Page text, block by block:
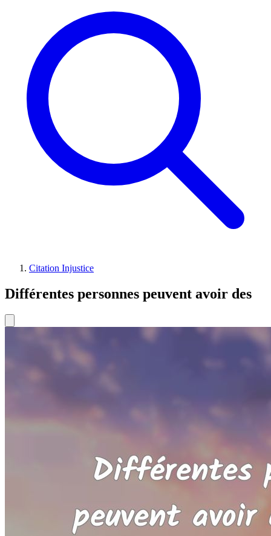
Citation Injustice
Différentes personnes peuvent avoir des